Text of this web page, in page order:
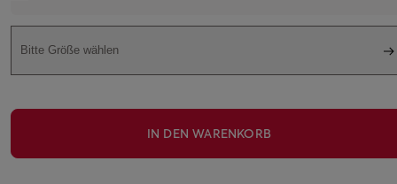
Bitte Größe wählen
IN DEN WARENKORB